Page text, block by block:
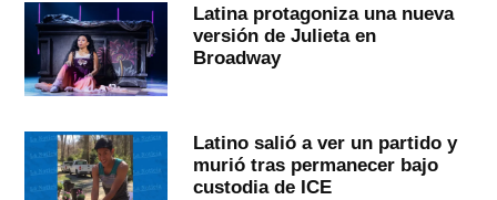
Latina protagoniza una nueva
versión de Julieta en
Broadway
Latino salió a ver un partido y
murió tras permanecer bajo
custodia de ICE